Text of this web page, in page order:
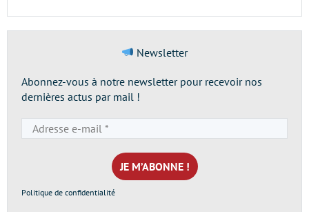
Newsletter
Abonnez-vous à notre newsletter pour recevoir nos
dernières actus par mail !
e-
mail
*
Politique de confidentialité